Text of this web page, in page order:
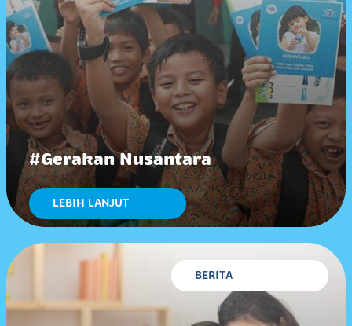
#Gerakan Nusantara
LEBIH LANJUT
BERITA